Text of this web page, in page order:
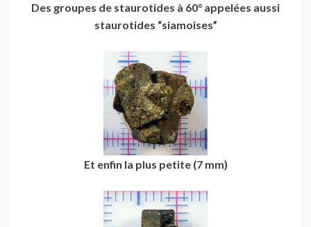
Des groupes de staurotides à 60° appelées aussi
staurotides “siamoises”
Et enfin la plus petite (7 mm)